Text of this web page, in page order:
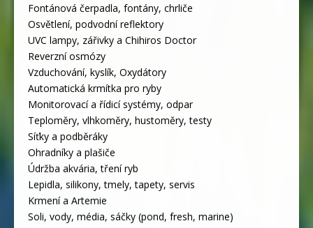
Fontánová čerpadla, fontány, chrliče
Osvětlení, podvodní reflektory
UVC lampy, zářivky a Chihiros Doctor
Reverzní osmózy
Vzduchování, kyslík, Oxydátory
Automatická krmítka pro ryby
Monitorovací a řídicí systémy, odpar
Teploměry, vlhkoměry, hustoměry, testy
Síťky a podběráky
Ohradníky a plašiče
Údržba akvária, tření ryb
Lepidla, silikony, tmely, tapety, servis
Krmení a Artemie
Soli, vody, média, sáčky (pond, fresh, marine)